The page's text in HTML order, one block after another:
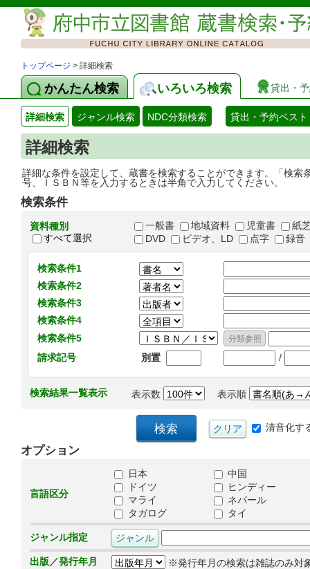
トップページ > 詳細検索
かんたん検索 いろいろ検索 貸出・
詳細検索 ジャンル検索 NDC分類検索 貸出・予約ベスト
詳細検索
詳細な条件を設定して、蔵書を検索することができます。「検
号、ＩＳＢＮ等を入力するときは半角で入力してください。
検索条件
資料種別
すべて選択
一般書 地域資料 児童書
紙
DVD
ビデオ、LD 点字 録音
検索条件1
検索条件2
検索条件3
検索条件4
検索条件5
請求記号
別置 /
検索結果一覧表示 表示数 表示順
清音化す
オプション
言語区分
日本
中国
ドイツ
ヒンディー
マライ
ネパール
タガログ
タイ
ジャンル指定
出版／発行年月
※発行年月の検索は雑誌のみ対